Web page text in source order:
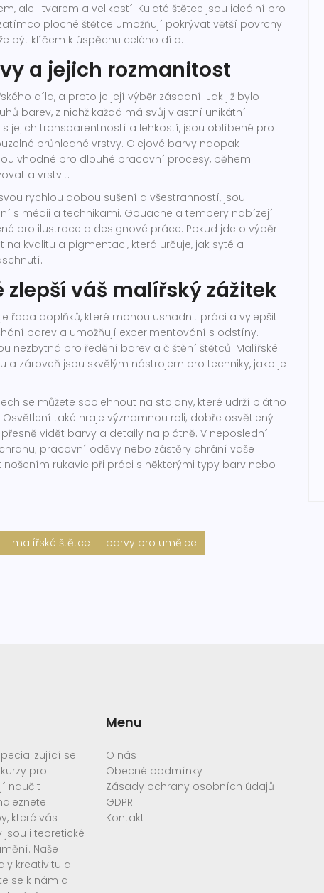
ale i tvarem a velikostí. Kulaté štětce jsou ideální pro
ploché štětce umožňují pokrývat větší povrchy.
být klíčem k úspěchu celého díla.
a jejich rozmanitost
díla, a proto je její výběr zásadní. Jak již bylo
barev, z nichž každá má svůj vlastní unikátní
s jejich transparentností a lehkostí, jsou oblíbené pro
průhledné vrstvy. Olejové barvy naopak
vhodné pro dlouhé pracovní procesy, během
a vrstvit.
rychlou dobou sušení a všestranností, jsou
s médii a technikami. Gouache a tempery nabízejí
pro ilustrace a designové práce. Pokud jde o výběr
na kvalitu a pigmentaci, která určuje, jak syté a
zlepší váš malířský zážitek
řada doplňků, které mohou usnadnit práci a vylepšit
barev a umožňují experimentování s odstíny.
nezbytná pro ředění barev a čištění štětců. Malířské
a zároveň jsou skvělým nástrojem pro techniky, jako je
se můžete spolehnout na stojany, které udrží plátno
také hraje významnou roli; dobře osvětlený
vidět barvy a detaily na plátně. V neposlední
pracovní oděvy nebo zástěry chrání vaše
rukavic při práci s některými typy barv nebo
malířské štětce barvy pro umělce
se
pro
naučit
které vás
jsou i teoretické
Naše
kreativitu a
se k nám a
Menu
O nás
Obecné podmínky
Zásady ochrany osobních údajů
GDPR
Kontakt